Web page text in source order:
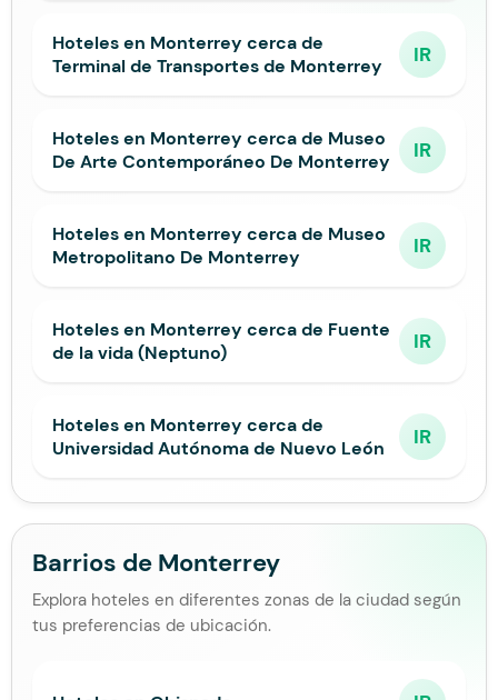
Hoteles en Monterrey cerca de
Terminal de Transportes de Monterrey
IR
Hoteles en Monterrey cerca de Museo
De Arte Contemporáneo De Monterrey
IR
Hoteles en Monterrey cerca de Museo
Metropolitano De Monterrey
IR
Hoteles en Monterrey cerca de Fuente
de la vida (Neptuno)
IR
Hoteles en Monterrey cerca de
Universidad Autónoma de Nuevo León
IR
Barrios de Monterrey
Explora hoteles en diferentes zonas de la ciudad según
tus preferencias de ubicación.